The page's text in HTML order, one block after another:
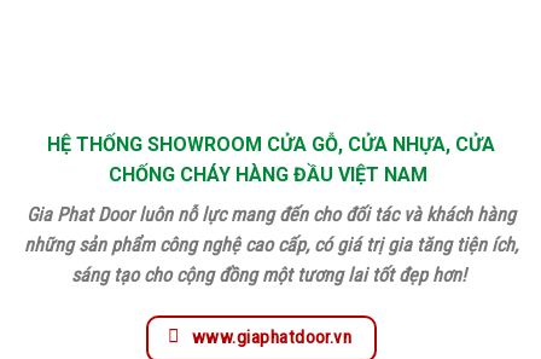
HỆ THỐNG SHOWROOM CỬA GỖ, CỬA NHỰA, CỬA
CHỐNG CHÁY HÀNG ĐẦU VIỆT NAM
Gia Phat Door luôn nỗ lực mang đến cho đối tác và khách hàng
những sản phẩm công nghệ cao cấp, có giá trị gia tăng tiện ích,
sáng tạo cho cộng đồng một tương lai tốt đẹp hơn!
www.giaphatdoor.vn